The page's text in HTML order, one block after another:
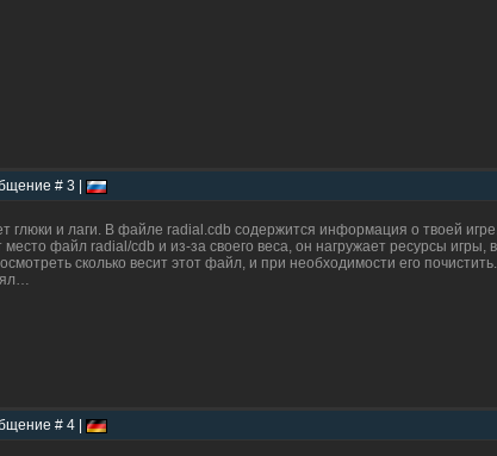
# 3 |
глюки и лаги. В файле radial.cdb содержится информация о твоей
файл radial/cdb и из-за своего веса, он нагружает ресурсы игры,
сколько весит этот файл, и при необходимости его почистить.
# 4 |